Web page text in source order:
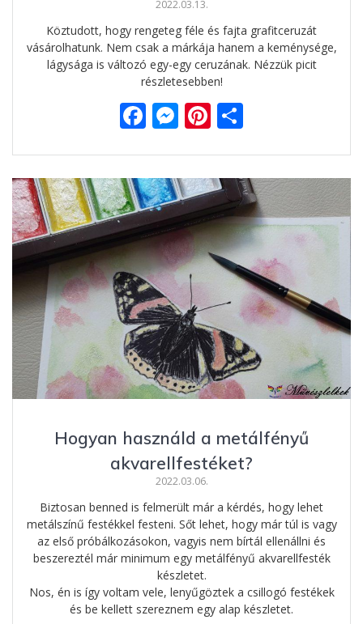
2022.03.13.
Köztudott, hogy rengeteg féle és fajta grafitceruzát
vásárolhatunk. Nem csak a márkája hanem a keménysége,
lágysága is változó egy-egy ceruzának. Nézzük picit
részletesebben!
F
e
b
o
o
k
M
ss
e
n
g
er
Pi
er
e
st
za
m
e
g
Hogyan használd a metálfényű
akvarellfestéket?
2022.03.06.
Biztosan benned is felmerült már a kérdés, hogy lehet
metálszínű festékkel festeni. Sőt lehet, hogy már túl is vagy
az első próbálkozásokon, vagyis nem bírtál ellenállni és
beszereztél már minimum egy metálfényű akvarellfesték
készletet.
Nos, én is így voltam vele, lenyűgöztek a csillogó festékek
és be kellett szereznem egy alap készletet.